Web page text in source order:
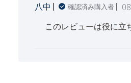
八中
確認済み購入者
このレビューは役に立